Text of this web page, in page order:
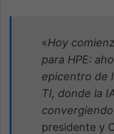
«Hoy
para HPE:
epicentro de
TI, donde la
presidente y